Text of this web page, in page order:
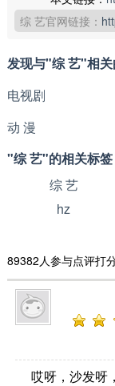
综 艺官网链接：
发现与"综 艺"相
电视剧
动 漫
"综 艺"的相关标签
综 艺
hz
89382人参与点评打
哎呀，沙发呀